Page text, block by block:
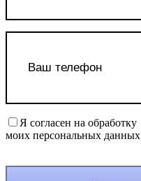
Я согласен на обработку
моих персональных данных